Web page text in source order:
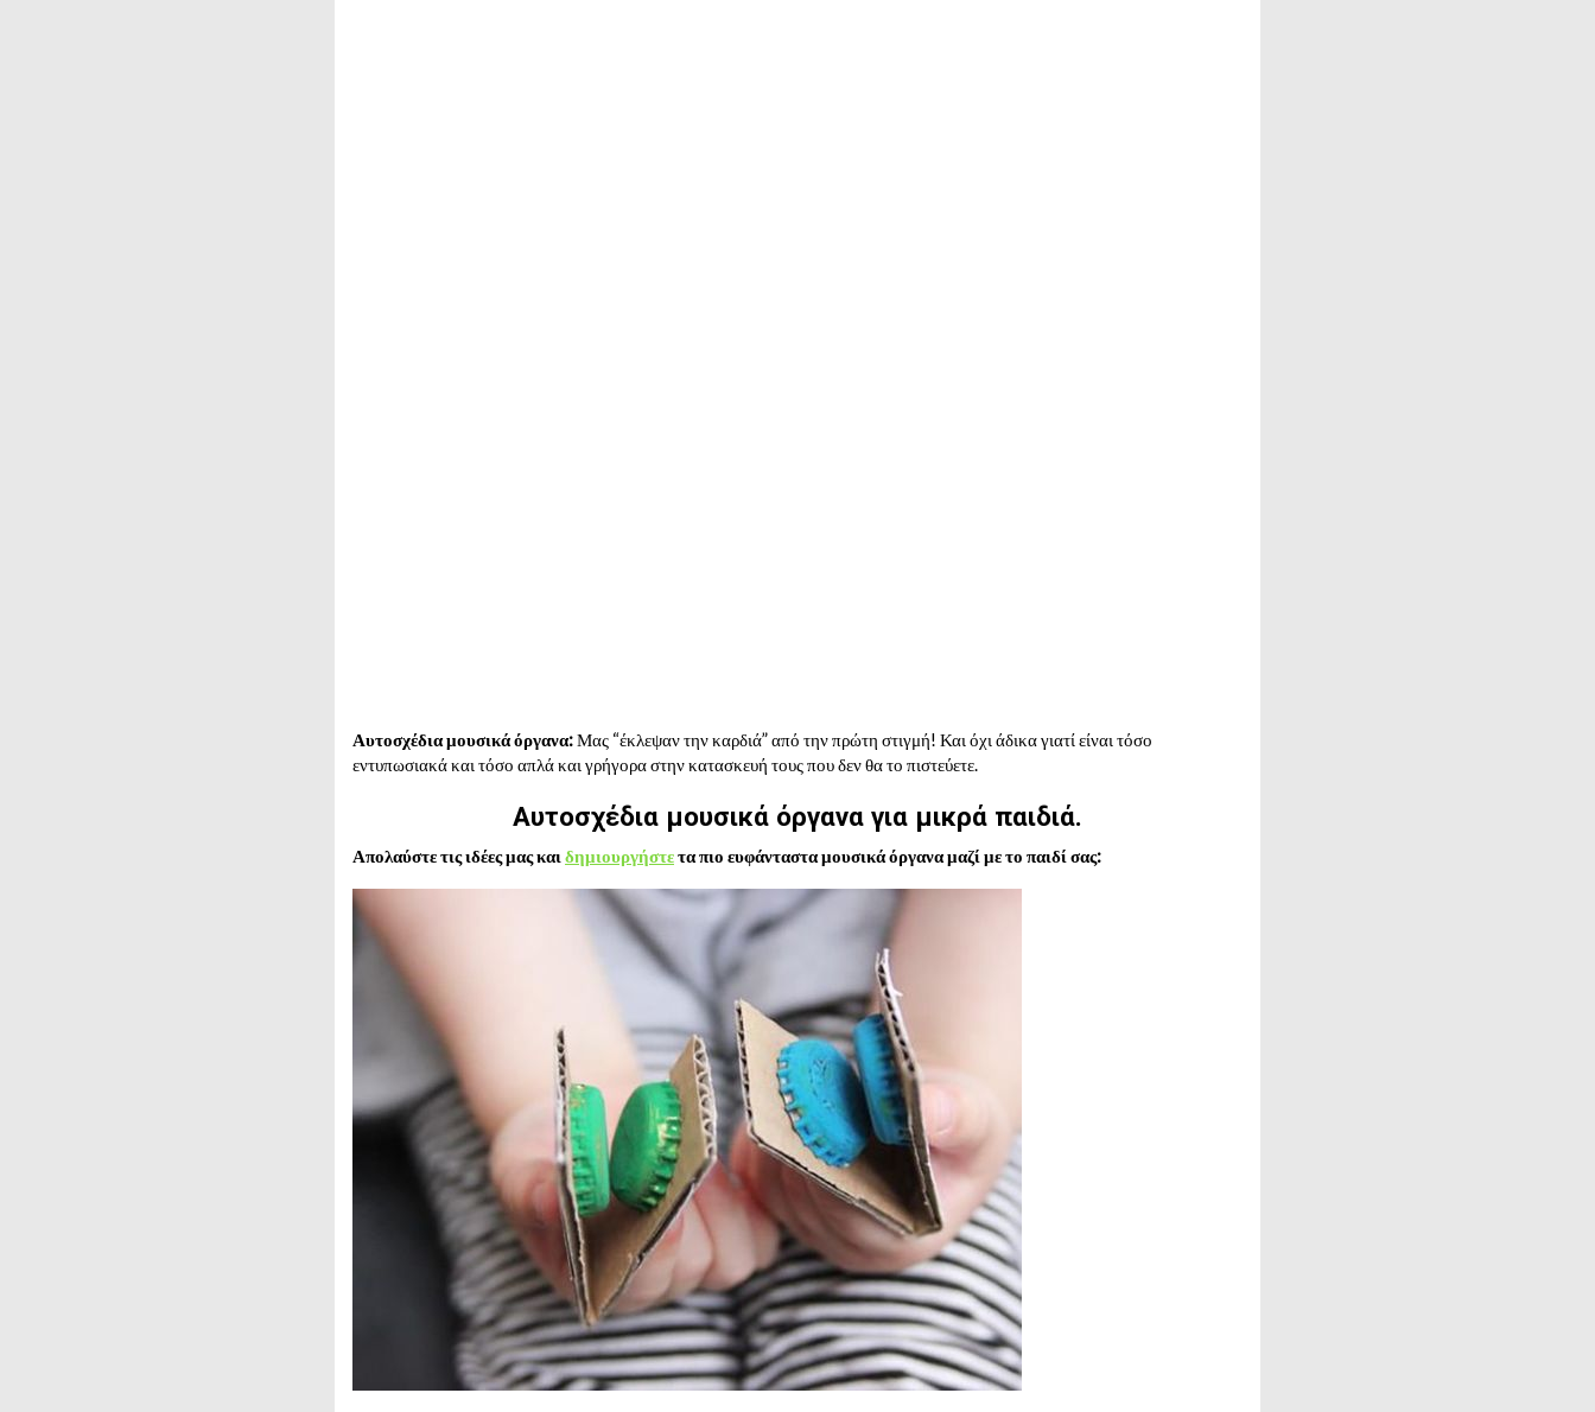
Αυτοσχέδια μουσικά όργανα:Μας “έκλεψαν την καρδιά” από την πρώτη στιγμή! Και όχι άδικα γιατί είναι τόσο
εντυπωσιακά και τόσο απλά και γρήγορα στην κατασκευή τους που δεν θα το πιστεύετε.
Αυτοσχέδια μουσικά όργανα για μικρά παιδιά.
Απολαύστε τις ιδέες μας και δημιουργήστετα πιο ευφάνταστα μουσικά όργανα μαζί με το παιδί σας: